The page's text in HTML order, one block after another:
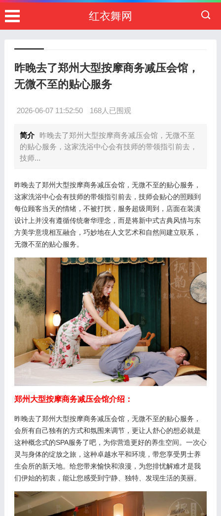
红衣舞网
昨晚去了郑州大型按摩商务减压会馆，
无微不至的贴心服务
2026-06-07 11:52:50 168人已围观
简介
昨晚去了郑州大型按摩商务减压会馆，无微不至
的贴心服务，这家洗浴中心会有技师的带领指引前去，
技师...
昨晚去了郑州大型按摩商务减压会馆，无微不至的贴心服务，
这家洗浴中心会有技师的带领指引前去，技师会贴心的照顾到
每位顾客当天的情绪，不被打扰，服务超级周到，店面在装潢
设计上并没有遵循传统奢华理念，而是将新中式古典风情与东
方美学意境相互融合，巧妙地在人文艺术和自然间建立联系，
无微不至的贴心服务。
郑州大型按摩商务减压会馆介绍：
昨晚去了郑州大型按摩商务减压会馆，无微不至的贴心服务，
会所有自己独有的方式和氛围来调节，更让人舒心的想必就是
这种概念式的SPA服务了吧，为你营造更好的养生空间。一次心
灵与身体的绽放之旅，这种卓越水平和环境，带您享受男士养
生会所的新天地。给您带来愉快和浪漫，为您排忧解难才是我
们伊始的初衷，能让您感受到宁静、独特、发现生活的美丽。